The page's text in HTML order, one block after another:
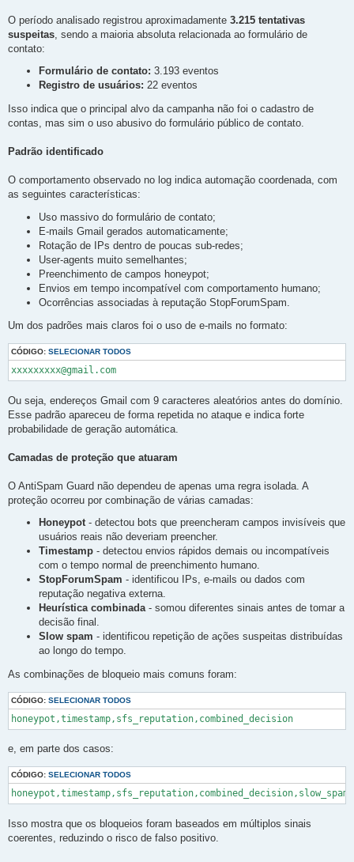
p
o
s
m
O período analisado registrou aproximadamente 3.215 tentativas
suspeitas, sendo a maioria absoluta relacionada ao formulário de
contato:
Formulário de contato: 3.193 eventos
Registro de usuários: 22 eventos
Isso indica que o principal alvo da campanha não foi o cadastro de
contas, mas sim o uso abusivo do formulário público de contato.
Padrão identificado
O comportamento observado no log indica automação coordenada, com
as seguintes características:
Uso massivo do formulário de contato;
E-mails Gmail gerados automaticamente;
Rotação de IPs dentro de poucas sub-redes;
User-agents muito semelhantes;
Preenchimento de campos honeypot;
Envios em tempo incompatível com comportamento humano;
Ocorrências associadas à reputação StopForumSpam.
Um dos padrões mais claros foi o uso de e-mails no formato:
CÓDIGO: SELECIONAR TODOS
Ou seja, endereços Gmail com 9 caracteres aleatórios antes do domínio.
Esse padrão apareceu de forma repetida no ataque e indica forte
probabilidade de geração automática.
Camadas de proteção que atuaram
O AntiSpam Guard não dependeu de apenas uma regra isolada. A
proteção ocorreu por combinação de várias camadas:
Honeypot- detectou bots que preencheram campos invisíveis que
usuários reais não deveriam preencher.
Timestamp - detectou envios rápidos demais ou incompatíveis
com o tempo normal de preenchimento humano.
StopForumSpam - identificou IPs, e-mails ou dados com
reputação negativa externa.
Heurística combinada- somou diferentes sinais antes de tomar a
decisão final.
Slow spam - identificou repetição de ações suspeitas distribuídas
ao longo do tempo.
As combinações de bloqueio mais comuns foram:
CÓDIGO: SELECIONAR TODOS
e, em parte dos casos:
CÓDIGO: SELECIONAR TODOS
Isso mostra que os bloqueios foram baseados em múltiplos sinais
coerentes, reduzindo o risco de falso positivo.